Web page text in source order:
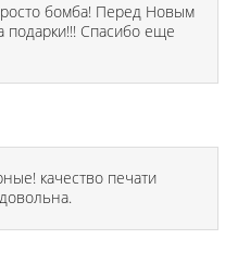
бомба! Перед Новым
подарки!!! Спасибо еще
качество печати